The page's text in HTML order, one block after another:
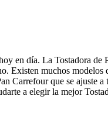
en día. La Tostadora de
Existen muchos
Carrefour que se ajuste a
a elegir la mejor